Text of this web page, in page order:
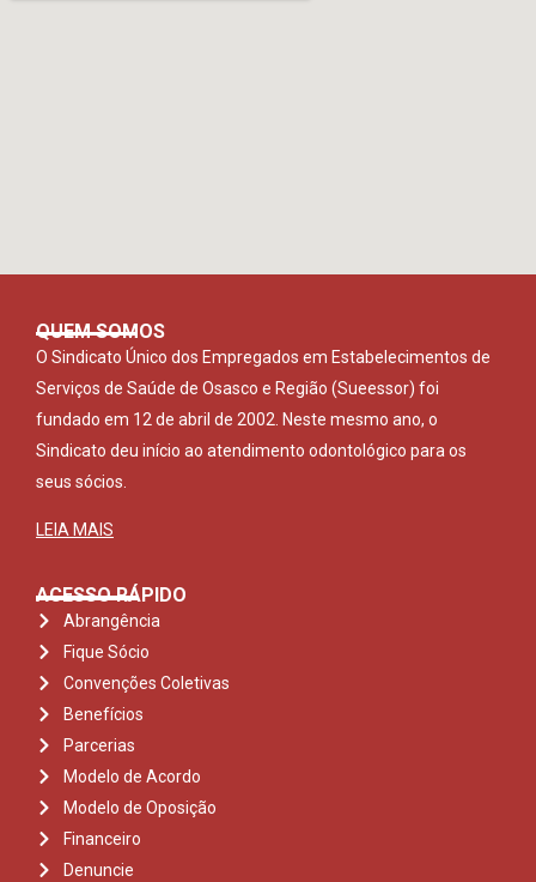
QUEM SOMOS
O Sindicato Único dos Empregados em Estabelecimentos de
Serviços de Saúde de Osasco e Região (Sueessor) foi
fundado em 12 de abril de 2002. Neste mesmo ano, o
Sindicato deu início ao atendimento odontológico para os
seus sócios.
LEIA MAIS
ACESSO RÁPIDO
Abrangência
Fique Sócio
Convenções Coletivas
Benefícios
Parcerias
Modelo de Acordo
Modelo de Oposição
Financeiro
Denuncie